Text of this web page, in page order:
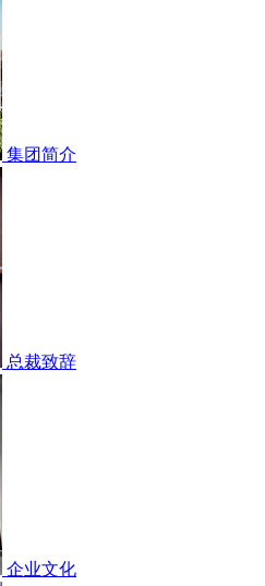
集团简介
总裁致辞
企业文化